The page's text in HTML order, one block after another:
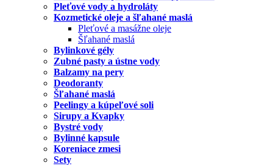
Pleťové vody a hydroláty
Kozmetické oleje a šľahané maslá
Pleťové a masážne oleje
Šľahané maslá
Bylinkové gély
Zubné pasty a ústne vody
Balzamy na pery
Deodoranty
Šľahané maslá
Peelingy a kúpeľové soli
Sirupy a Kvapky
Bystré vody
Bylinné kapsule
Koreniace zmesi
Sety